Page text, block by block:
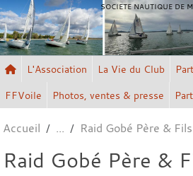
SOCIETE NAUTIQUE DE
L'Association La Vie du Club
FFVoile
Photos, ventes & presse
Accueil Raid Gobé Père & Fils
Raid Gobé Père &